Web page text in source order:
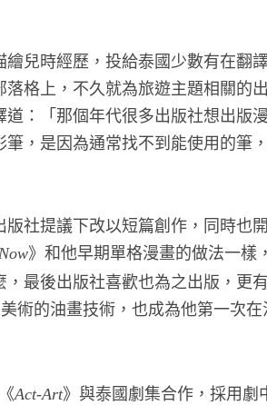
兒時經歷，投給泰國少數有在翻
格上，不久就為旅遊主題相關的
：「那個年代很多出版社想出版
，是因為通常找不到能使用的筆
社提議下改以短篇創作，同時也
Now》和他早期單格漫畫的做法一樣
最後出版社喜歡也為之出版，更
術的油畫技術，也成為他第一次在
Act-Art》與泰國劇集合作，採用劇